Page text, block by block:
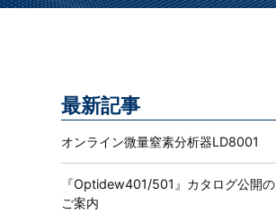
最新記事
オンライン微量窒素分析器LD8001
『Optidew401/501』カタログ公開の
ご案内